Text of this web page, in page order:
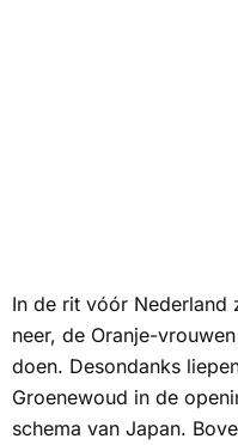
In de rit vóór Nederland
neer, de Oranje-
doen. Desondanks
Groenewoud in de
schema van Japan.